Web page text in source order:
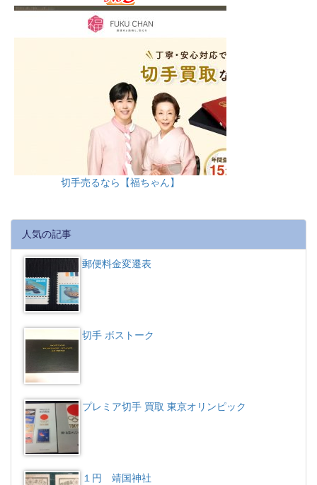
切手売るなら【福ちゃん】
人気の記事
郵便料金変遷表
切手 ボストーク
プレミア切手 買取 東京オリンピック
１円 靖国神社